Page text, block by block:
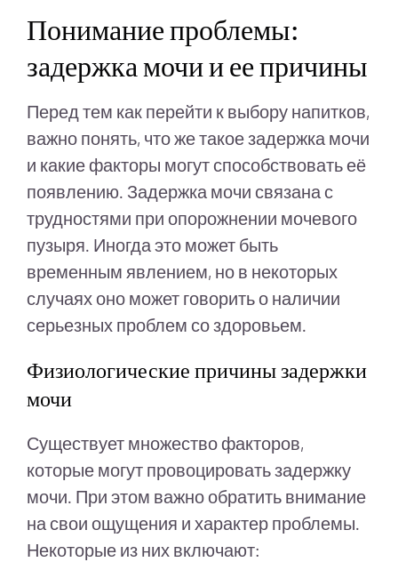
Понимание проблемы:
задержка мочи и ее причины
Перед тем как перейти к выбору напитков,
важно понять, что же такое задержка мочи
и какие факторы могут способствовать её
появлению. Задержка мочи связана с
трудностями при опорожнении мочевого
пузыря. Иногда это может быть
временным явлением, но в некоторых
случаях оно может говорить о наличии
серьезных проблем со здоровьем.
Физиологические причины задержки
мочи
Существует множество факторов,
которые могут провоцировать задержку
мочи. При этом важно обратить внимание
на свои ощущения и характер проблемы.
Некоторые из них включают: